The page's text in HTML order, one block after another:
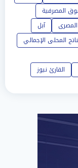
المصرفية
آبل
المحلى الإجمالي
القارئ نيوز